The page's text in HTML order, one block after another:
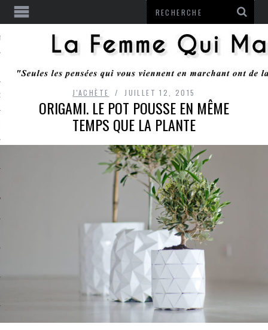
RESTER J'ACHÈTE JUILLET 12, 2015
ORIGAMI. LE POT POUSSE EN MÊME
TEMPS QUE LA PLANTE